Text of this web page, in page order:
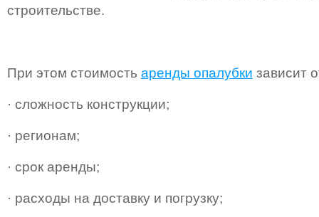
строительстве.
При этом стоимость аренды опалубки зависит
· сложность конструкции;
· регионам;
· срок аренды;
· расходы на доставку и погрузку;